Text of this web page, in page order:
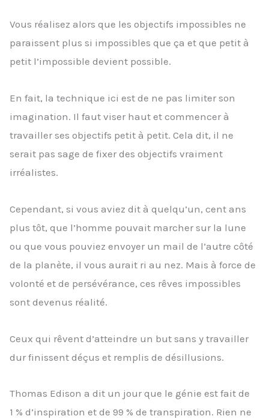
Vous réalisez alors que les objectifs impossibles ne
paraissent plus si impossibles que ça et que petit à
petit l’impossible devient possible.
En fait, la technique ici est de ne pas limiter son
imagination. Il faut viser haut et commencer à
travailler ses objectifs petit à petit. Cela dit, il ne
serait pas sage de fixer des objectifs vraiment
irréalistes.
Cependant, si vous aviez dit à quelqu’un, cent ans
plus tôt, que l’homme pouvait marcher sur la lune
ou que vous pouviez envoyer un mail de l’autre côté
de la planète, il vous aurait ri au nez. Mais à force de
volonté et de persévérance, ces rêves impossibles
sont devenus réalité.
Ceux qui rêvent d’atteindre un but sans y travailler
dur finissent déçus et remplis de désillusions.
Thomas Edison a dit un jour que le génie est fait de
1 % d’inspiration et de 99 % de transpiration. Rien ne